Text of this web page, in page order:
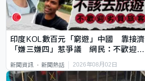
印度KOL數百元「窮遊」中國 靠接濟
「嫌三嫌四」惹爭議 網民：不歡迎劣
新聞資訊 新聞熱話 2026年08月02日